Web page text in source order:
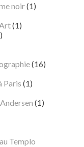
noir(1)
(1)
(16)
Paris (1)
(1)
Templo